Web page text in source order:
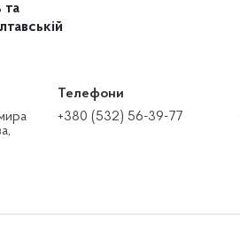
та
Телефони
+380 (532) 56-39-77